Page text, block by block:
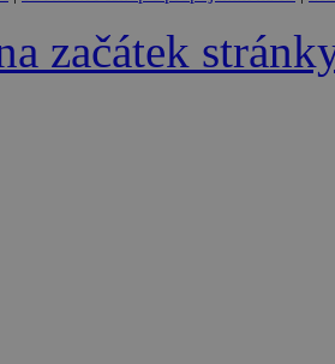
začátek